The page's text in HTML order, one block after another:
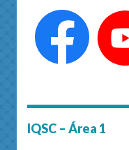
IQSC – Área 1